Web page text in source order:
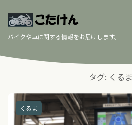
バイクや車に関する情報をお届けします。
タグ: くるま
くるま